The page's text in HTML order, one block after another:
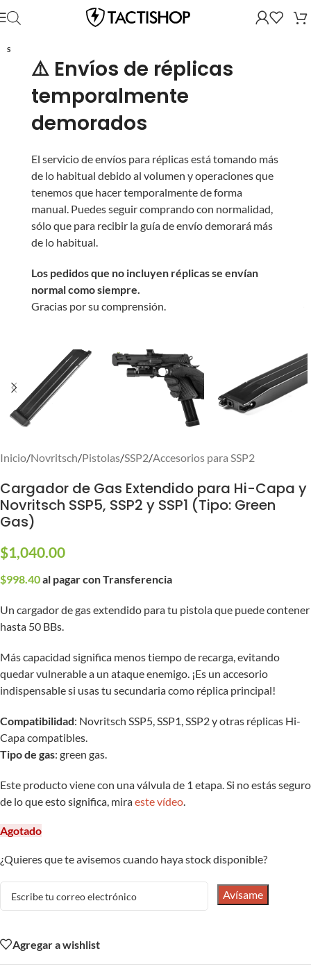
⚠️ Envíos de réplicas
temporalmente
demorados
El servicio de envíos para réplicas está tomando más
de lo habitual debido al volumen y operaciones que
tenemos que hacer temporalmente de forma
manual. Puedes seguir comprando con normalidad,
sólo que para recibir la guía de envío demorará más
de lo habitual.
Los pedidos que no incluyen réplicas se envían
normal como siempre.
Gracias por su comprensión.
SOLD OUT
Inicio/Novritsch/Pistolas/SSP2/Accesorios para SSP2
Cargador de Gas Extendido para Hi-Capa y
Novritsch SSP5, SSP2 y SSP1 (Tipo: Green
Gas)
$1,040.00
$998.40al pagar con Transferencia
Un cargador de gas extendido para tu pistola que puede contener
hasta 50 BBs.
Más capacidad significa menos tiempo de recarga, evitando
quedar vulnerable a un ataque enemigo. ¡Es un accesorio
indispensable si usas tu secundaria como réplica principal!
Compatibilidad: Novritsch SSP5, SSP1, SSP2 y otras réplicas Hi-
Capa compatibles.
Tipo de gas: green gas.
Este producto viene con una válvula de 1 etapa. Si no estás seguro
de lo que esto significa, miraeste vídeo.
Agotado
¿Quieres que te avisemos cuando haya stock disponible?
Avísame
Agregar a wishlist